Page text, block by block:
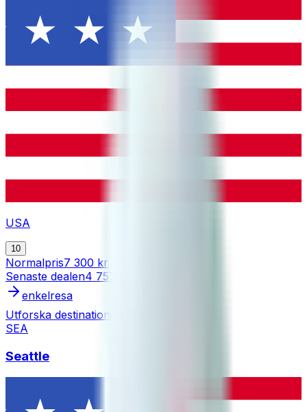
USA
10
Normalpris7 300 kr
Senaste dealen4 757 kr
enkelresa
Utforska destinationen
SEA
Seattle